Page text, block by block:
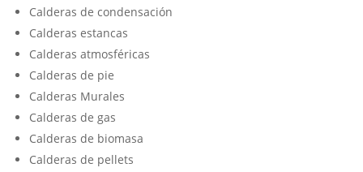
Calderas de condensación
Calderas estancas
Calderas atmosféricas
Calderas de pie
Calderas Murales
Calderas de gas
Calderas de biomasa
Calderas de pellets